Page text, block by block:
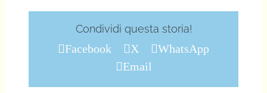
Condividi questa storia!
Facebook X
WhatsApp
Email